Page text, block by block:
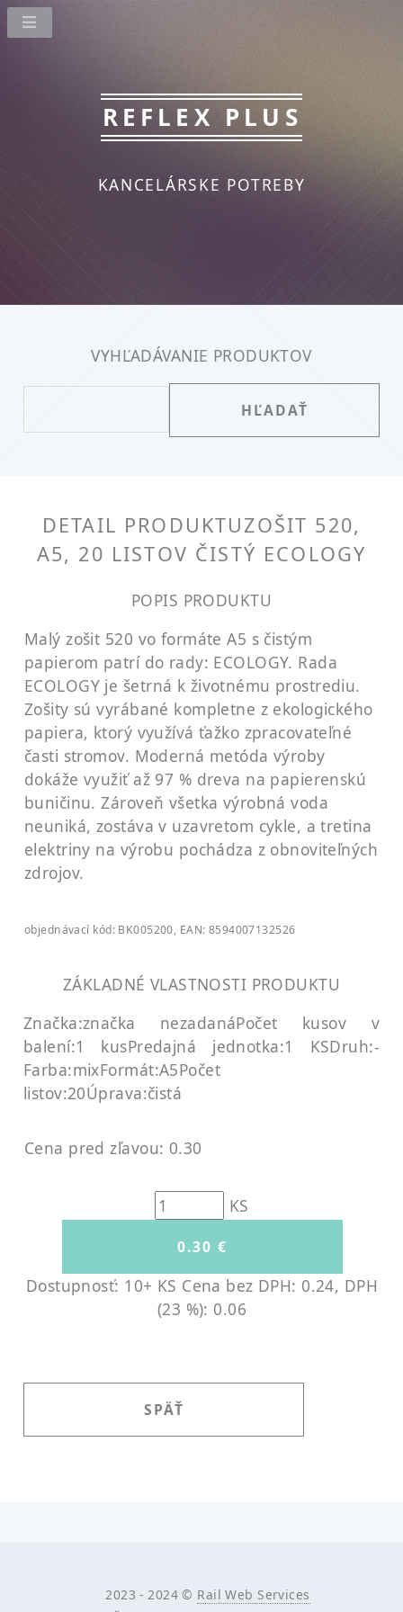
REFLEX PLUS
KANCELÁRSKE POTREBY
VYHĽADÁVANIE PRODUKTOV
DETAIL PRODUKTUZOŠIT 520,
A5, 20 LISTOV ČISTÝ ECOLOGY
POPIS PRODUKTU
Malý zošit 520 vo formáte A5 s čistým
papierom patrí do rady: ECOLOGY. Rada
ECOLOGY je šetrná k životnému prostrediu.
Zošity sú vyrábané kompletne z ekologického
papiera, ktorý využívá ťažko zpracovateľné
časti stromov. Moderná metóda výroby
dokáže využiť až 97 % dreva na papierenskú
buničinu. Zároveň všetka výrobná voda
neuniká, zostáva v uzavretom cykle, a tretina
elektriny na výrobu pochádza z obnoviteľných
zdrojov.
objednávací kód: BK005200, EAN: 8594007132526
ZÁKLADNÉ VLASTNOSTI PRODUKTU
Značka:značka nezadanáPočet kusov v
balení:1 kusPredajná jednotka:1 KSDruh:-
Farba:mixFormát:A5Počet
listov:20Úprava:čistá
Cena pred zľavou: 0.30
KS
Dostupnosť: 10+ KS Cena bez DPH: 0.24, DPH
(23 %): 0.06
SPÄŤ
2023 - 2024 © Rail Web Services